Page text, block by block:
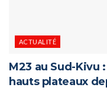
ACTUALITÉ
M23 au Sud-Kivu
hauts plateaux